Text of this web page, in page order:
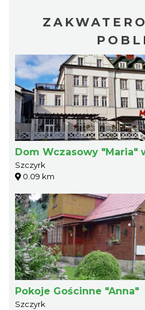
Dom Wczasowy "Maria"
Szczyrk
0.09 km
Pokoje Gościnne "Anna"
Szczyrk